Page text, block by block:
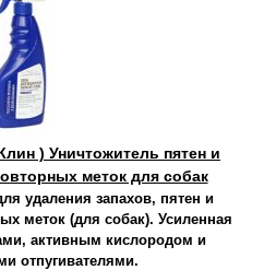
) Уничтожитель пятен и
меток для собак
удаления запахов, пятен и
меток (для собак). Усиленная
активным кислородом и
отпугивателями.